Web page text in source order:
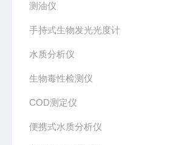
测油仪
手持式生物发光光度计
水质分析仪
生物毒性检测仪
COD测定仪
便携式水质分析仪